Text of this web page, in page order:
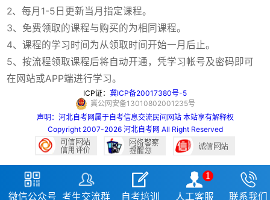
2、每月1-5日更新当月指定课程。
3、免费领取的课程与购买的为相同课程。
4、课程的学习时间为从领取时间开始一月后止。
5、按流程领取课程后将自动开通，凭学习帐号及密码即可
在网站或APP端进行学习。
ICP证： 冀ICP备20017380号-5
冀公网安备13010802001235号
声明：河北自考网属于自考信息交流民间网站 本站享有解释权
Copyright 2007-2026 河北自考网 All Right Reserved

微信公众号

考生交流群

自考培训
 1
人工客服

联系我们